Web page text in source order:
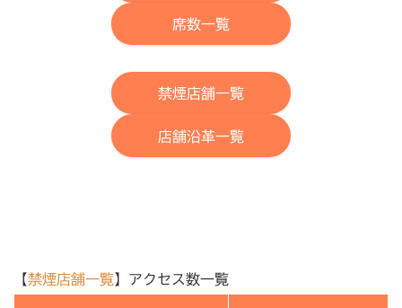
席数一覧
禁煙店舗一覧
店舗沿革一覧
【禁煙店舗一覧】アクセス数一覧